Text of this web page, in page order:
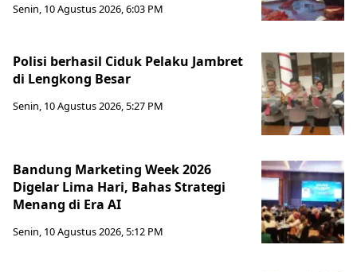
Senin, 10 Agustus 2026, 6:03 PM
Polisi berhasil Ciduk Pelaku Jambret
di Lengkong Besar
Senin, 10 Agustus 2026, 5:27 PM
Bandung Marketing Week 2026
Digelar Lima Hari, Bahas Strategi
Menang di Era AI
Senin, 10 Agustus 2026, 5:12 PM